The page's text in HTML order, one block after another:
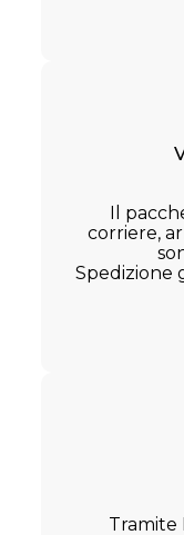
Il
corriere,
Spedizione
Tramite